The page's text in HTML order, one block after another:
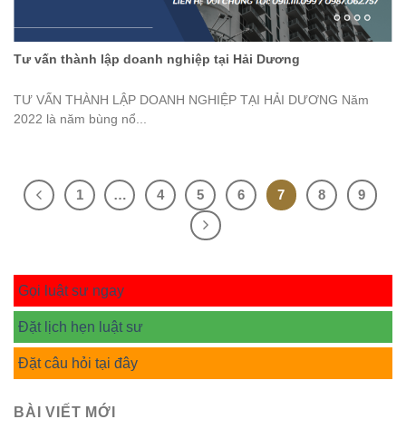
Tư vấn thành lập doanh nghiệp tại Hải Dương
TƯ VẤN THÀNH LẬP DOANH NGHIỆP TẠI HẢI DƯƠNG Năm
2022 là năm bùng nổ...
1 … 4 5 6 7 8 9
Gọi luật sư ngay
Đặt lịch hẹn luật sư
Đặt câu hỏi tại đây
BÀI VIẾT MỚI